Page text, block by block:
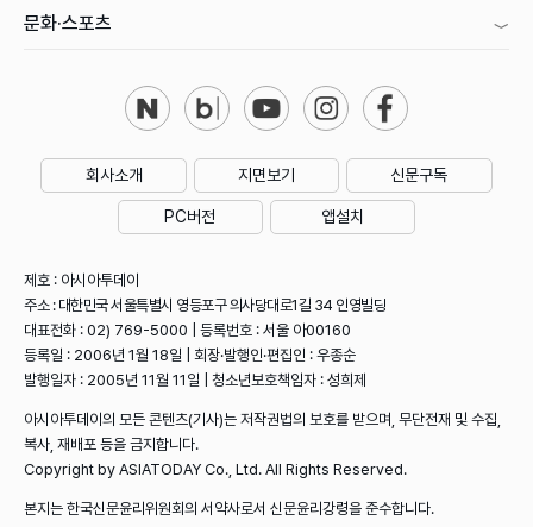
문화·스포츠
회사소개 지면보기 신문구독
PC버전 앱설치
제호 : 아시아투데이
주소 : 대한민국 서울특별시 영등포구 의사당대로1길 34 인영빌딩
대표전화 : 02) 769-5000 | 등록번호 : 서울 아00160
등록일 : 2006년 1월 18일 | 회장·발행인·편집인 : 우종순
발행일자 : 2005년 11월 11일 | 청소년보호책임자 : 성희제
아시아투데이의 모든 콘텐츠(기사)는 저작권법의 보호를 받으며, 무단전재 및 수집,
복사, 재배포 등을 금지합니다.
Copyright by ASIATODAY Co., Ltd. All Rights Reserved.
본지는 한국신문윤리위원회의 서약사로서 신문윤리강령을 준수합니다.